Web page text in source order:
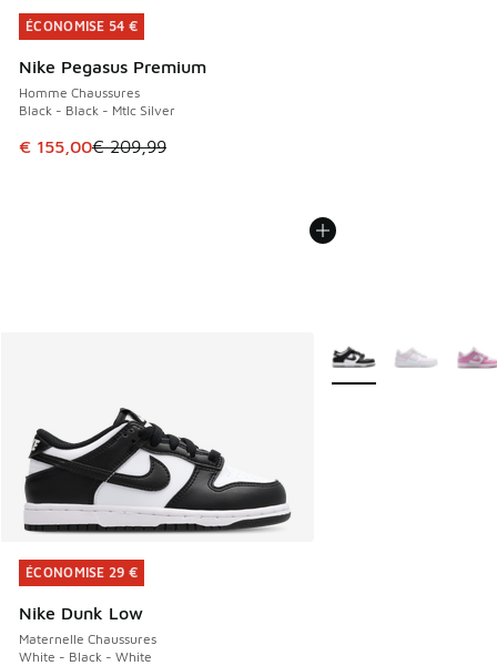
ÉCONOMISE 54 €
Nike Pegasus Premium
Homme Chaussures
Black - Black - Mtlc Silver
Cet article est en promotion. Prix en baisse de € 209,99 à
€ 155,00€ 209,99
ÉCONOMISE 54 €
ÉCONOMISE 29 €
Nike Dunk Low
Maternelle Chaussures
White - Black - White
ÉCONOMISE 29 €
Plus de couleurs